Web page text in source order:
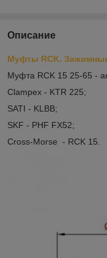
Описание
Муфты RCK.
Муфта RCK 15 25-65 -
Clampex - KTR 225;
SATI - KLBB;
SKF - PHF FX52;
Cross-Morse - RCK 15